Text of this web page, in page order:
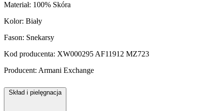
Materiał: 100% Skóra
Kolor: Biały
Fason: Snekarsy
Kod producenta: XW000295 AF11912 MZ723
Producent: Armani Exchange
Skład i pielęgnacja